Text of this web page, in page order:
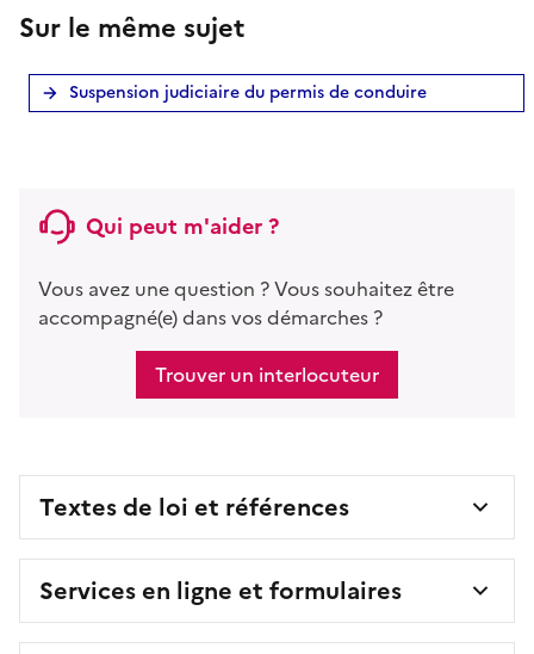
Sur le même sujet
Suspension judiciaire du permis de conduire
Qui peut m'aider ?
Vous avez une question ? Vous souhaitez être
accompagné(e) dans vos démarches ?
Trouver un interlocuteur
Textes de loi et références
Services en ligne et formulaires